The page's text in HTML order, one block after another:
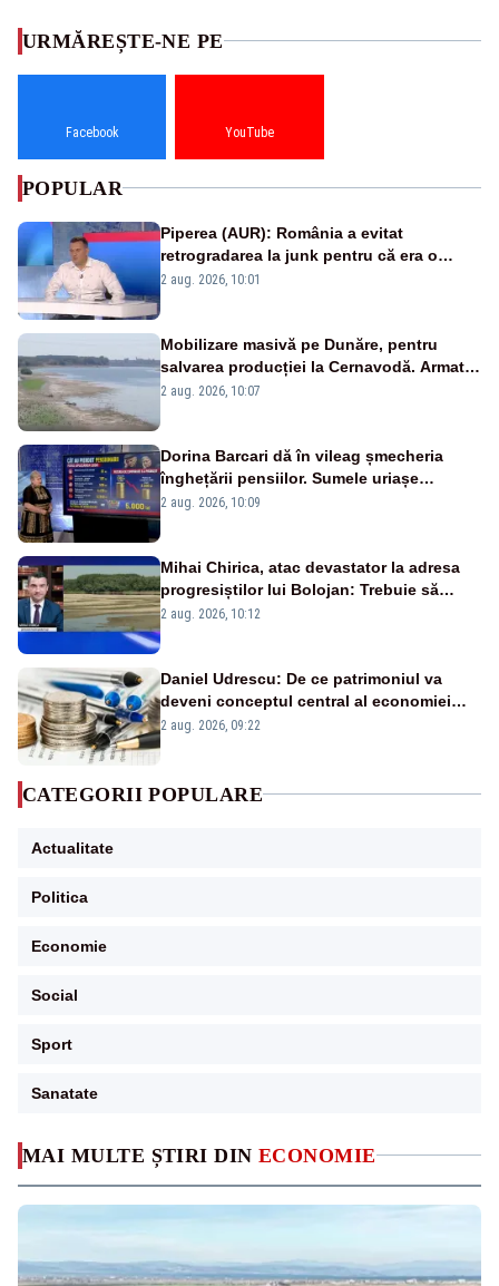
MAI MULTE ȘTIRI DIN ECONOMIE
URMĂREȘTE-NE PE
Facebook YouTube
POPULAR
Piperea (AUR): România a evitat
retrogradarea la junk pentru că era o
catastrofă pentru bănci și fondurile de
2 aug. 2026, 10:01
Mobilizare masivă pe Dunăre, pentru
salvarea producției la Cernavodă. Armata
va detona o stâncă și va devia apa
2 aug. 2026, 10:07
Dorina Barcari dă în vileag șmecheria
înghețării pensiilor. Sumele uriașe
pierdute de fiecare român
2 aug. 2026, 10:09
Mihai Chirica, atac devastator la adresa
progresiștilor lui Bolojan: Trebuie să
protejăm și natura, dar nu șținem omaneii
2 aug. 2026, 10:12
Daniel Udrescu: De ce patrimoniul va
deveni conceptul central al economiei
viitoare?
2 aug. 2026, 09:22
CATEGORII POPULARE
Actualitate
Politica
Economie
Social
Sport
Sanatate